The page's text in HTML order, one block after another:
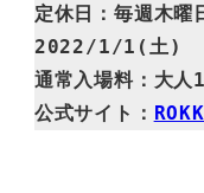
定休日：毎週木曜
2022/1/1(土)
通常入場料：大
公式サイト：